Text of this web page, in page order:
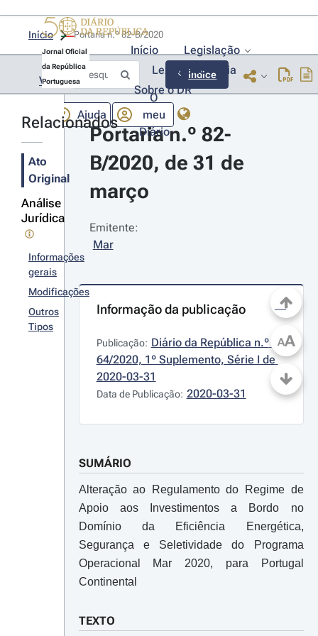
Jornal Oficial
da República
Portuguesa
Início
Legislação
Lexionário
Lia
Sobre o DR
Ajuda
O
meu
Diário
Início
Voltar Índice
Relacionados
Ato
Original
Análise
Jurídica
Informações
gerais
Modificações
Outros
Tipos
Portaria n.º 82-
B/2020, de 31 de
março
Emitente:
Mar
Informação da publicação
Publicação: Diário da República n.º
64/2020, 1º Suplemento, Série I de
2020-03-31
Data de Publicação: 2020-03-31
SUMÁRIO
Alteração ao Regulamento do Regime de
Apoio aos Investimentos a Bordo no
Domínio da Eficiência Energética,
Segurança e Seletividade do Programa
Operacional Mar 2020, para Portugal
Continental
TEXTO
AA